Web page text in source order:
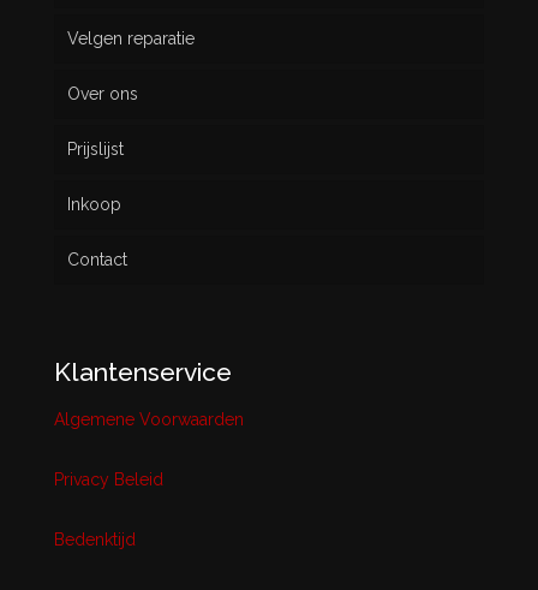
Gebruikt
Velgen reparatie
Over ons
Prijslijst
Inkoop
Contact
Klantenservice
Algemene Voorwaarden
Privacy Beleid
Bedenktijd